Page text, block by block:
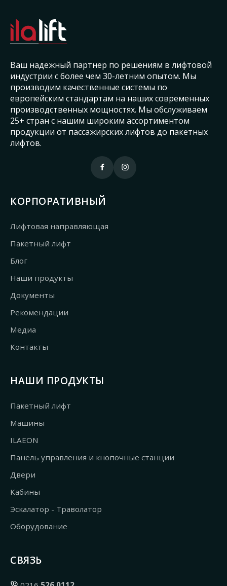
Ваш надежный партнер по решениям в лифтовой
индустрии с более чем 30-летним опытом. Мы
производим качественные системы по
европейским стандартам на наших современных
производственных мощностях. Мы обслуживаем
25+ стран с нашим широким ассортиментом
продукции от пассажирских лифтов до пакетных
лифтов.
КОРПОРАТИВНЫЙ
Лифтовая направляющая
Пакетный лифт
Блог
Наши продукты
Документы
Рекомендации
Медиа
Контакты
НАШИ ПРОДУКТЫ
Пакетный лифт
Машины
ILAEON
Панель управления и кнопочные станции
Двери
Кабины
Эскалатор - Траволатор
Оборудование
СВЯЗЬ